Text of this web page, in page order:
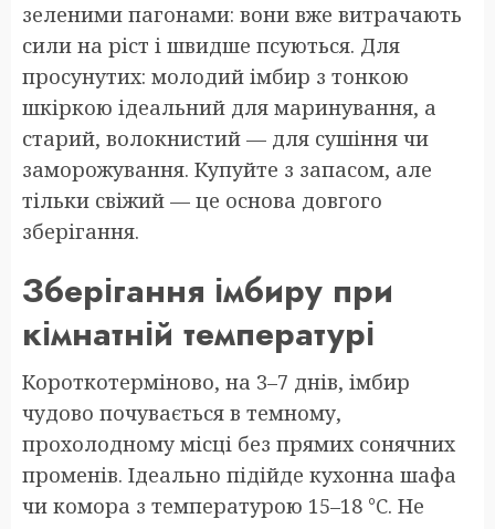
зеленими пагонами: вони вже витрачають
сили на ріст і швидше псуються. Для
просунутих: молодий імбир з тонкою
шкіркою ідеальний для маринування, а
старий, волокнистий — для сушіння чи
заморожування. Купуйте з запасом, але
тільки свіжий — це основа довгого
зберігання.
Зберігання імбиру при
кімнатній температурі
Короткотерміново, на 3–7 днів, імбир
чудово почувається в темному,
прохолодному місці без прямих сонячних
променів. Ідеально підійде кухонна шафа
чи комора з температурою 15–18 °C. Не